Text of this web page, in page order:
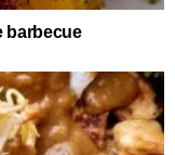
barbecue